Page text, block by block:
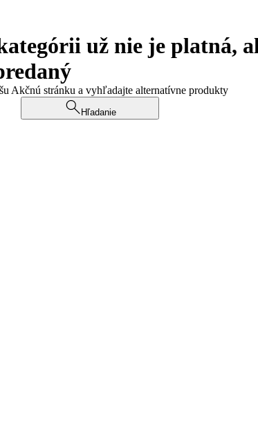
už nie je platná,
Akčnú stránku a vyhľadajte alternatívne produkty
Hľadanie